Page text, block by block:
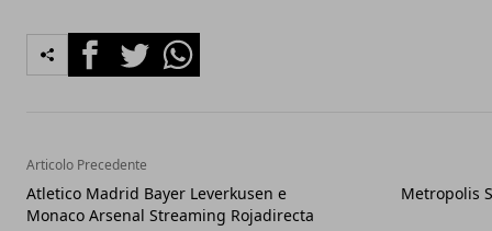
FacebookTwitterWhatsapp
Articolo Precedente
Atletico Madrid Bayer Leverkusen e
Monaco Arsenal Streaming Rojadirecta
Metropolis